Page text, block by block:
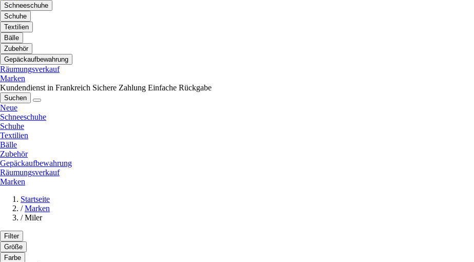
Schneeschuhe
Schuhe
Textilien
Bälle
Zubehör
Gepäckaufbewahrung
Räumungsverkauf
Marken
Kundendienst in Frankreich Sichere Zahlung Einfache Rückgabe
Suchen
Neue
Schneeschuhe
Schuhe
Textilien
Bälle
Zubehör
Gepäckaufbewahrung
Räumungsverkauf
Marken
Startseite
/ Marken
/ Miler
Filter
Größe
Farbe